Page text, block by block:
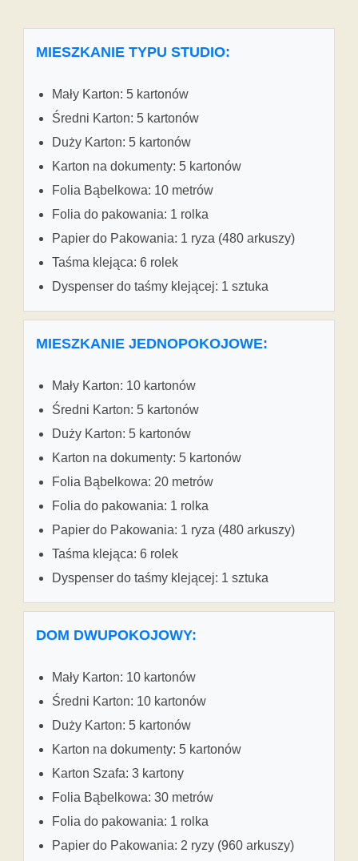
MIESZKANIE TYPU STUDIO:
Mały Karton: 5 kartonów
Średni Karton: 5 kartonów
Duży Karton: 5 kartonów
Karton na dokumenty: 5 kartonów
Folia Bąbelkowa: 10 metrów
Folia do pakowania: 1 rolka
Papier do Pakowania: 1 ryza (480 arkuszy)
Taśma klejąca: 6 rolek
Dyspenser do taśmy klejącej: 1 sztuka
MIESZKANIE JEDNOPOKOJOWE:
Mały Karton: 10 kartonów
Średni Karton: 5 kartonów
Duży Karton: 5 kartonów
Karton na dokumenty: 5 kartonów
Folia Bąbelkowa: 20 metrów
Folia do pakowania: 1 rolka
Papier do Pakowania: 1 ryza (480 arkuszy)
Taśma klejąca: 6 rolek
Dyspenser do taśmy klejącej: 1 sztuka
DOM DWUPOKOJOWY:
Mały Karton: 10 kartonów
Średni Karton: 10 kartonów
Duży Karton: 5 kartonów
Karton na dokumenty: 5 kartonów
Karton Szafa: 3 kartony
Folia Bąbelkowa: 30 metrów
Folia do pakowania: 1 rolka
Papier do Pakowania: 2 ryzy (960 arkuszy)